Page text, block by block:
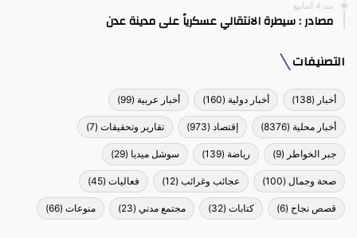
منذ 4 أسابيع
مصادر : سيطرة الانتقالي عسكرياً على مدينة عدن
التصنيفات
أخبار (138) أخبار دولية (160) أخبار عربية (99)
أخبار محلية (8376) إقتصاد (973) تقارير وتحقيقات (7)
جبر الخواطر (9) رياضة (139) سوشل ميديا (29)
صحة وجمال (100) عجائب وغرائب (12) فعاليات (45)
قصص نجاح (6) كتابات (32) مجتمع مدني (23) منوعات (66)